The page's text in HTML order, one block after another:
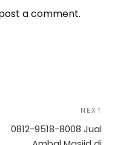
a comment.
NEXT
0812-9518-8008 Jual